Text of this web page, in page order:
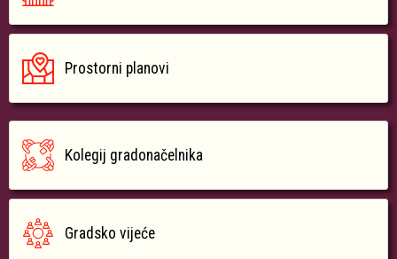
Prostorni planovi
Kolegij gradonačelnika
Gradsko vijeće